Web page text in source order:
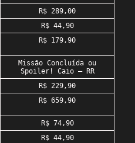
R$ 289,00
R$ 44,90
R$ 179,90
Missão Concluída ou
Spoiler! Caio – RR
R$ 229,90
R$ 659,90
R$ 74,90
R$ 44,90